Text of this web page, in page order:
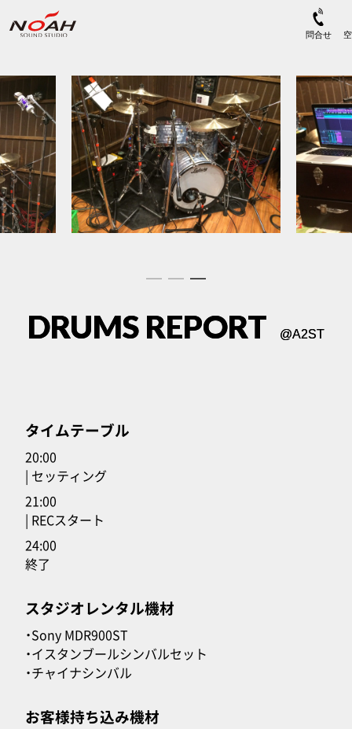
DRUMS REPORT @A2ST
タイムテーブル
20:00
| セッティング
21:00
| RECスタート
24:00
終了
スタジオレンタル機材
・Sony MDR900ST
・イスタンブールシンバルセット
・チャイナシンバル
お客様持ち込み機材